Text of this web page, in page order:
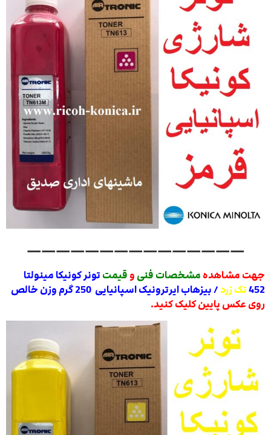
———————————————
جهت مشاهده مشخصات فنی و قیمت تونر کونیکا مینولتا
452تک زرد/ بیزهاب ایرترونیک اسپانیایی 250 گرم وزن خالص
روی عکس پایین کلیک کنید.